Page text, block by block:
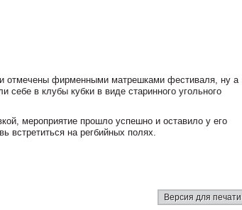
отмечены фирменными матрешками фестиваля, ну а
себе в клубы кубки в виде старинного угольного
мероприятие прошло успешно и оставило у его
встретиться на регбийных полях.
Версия для печати